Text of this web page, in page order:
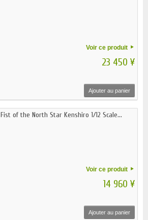
Voir ce produit
23 450 ¥
Ajouter au panier
Fist of the North Star Kenshiro 1/12 Scale...
Voir ce produit
14 960 ¥
Ajouter au panier